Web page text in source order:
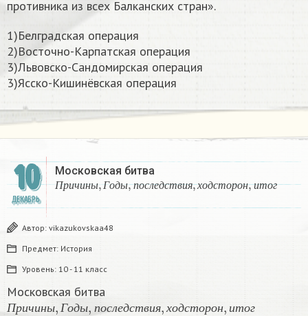
противника из всех Балканских стран».
1)Белградская операция
2)Восточно-Карпатская операция
3)Львовско-Сандомирская операция
3)Ясско-Кишинёвская операция​
10
ДЕКАБРЬ
Московская битва
П р и ч и н ы Го ды по сл е д с т в ия хо дсторон и т о г
Пр ,Г од ле ,х
Автор: vikazukovskaa48
Предмет: История
Уровень: 10 - 11 класс
Московская битва
П р и ч и н ы Г о ды п о сл е д с т в ия хо д с т о р о н ит ог
Причины,Го ды пос д д